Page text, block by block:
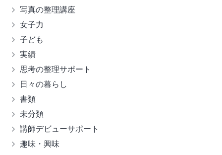
写真の整理講座
女子力
子ども
実績
思考の整理サポート
日々の暮らし
書類
未分類
講師デビューサポート
趣味・興味